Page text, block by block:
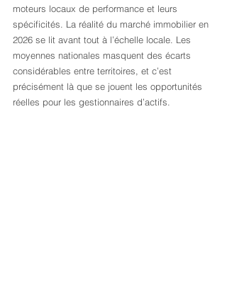
moteurs locaux de performance et leurs
spécificités. La réalité du marché immobilier en
2026 se lit avant tout à l’échelle locale. Les
moyennes nationales masquent des écarts
considérables entre territoires, et c’est
précisément là que se jouent les opportunités
réelles pour les gestionnaires d’actifs.